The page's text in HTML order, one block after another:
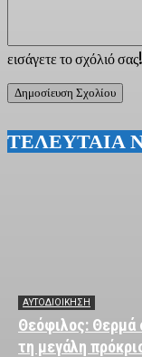
εισάγετε το σχόλιό σας!
ΤΕΛΕΥΤΑΙΑ
ΑΥΤΟΔΙΟΙΚΗΣΗ
Θεόφιλος: Θερμά
τη μεγάλη